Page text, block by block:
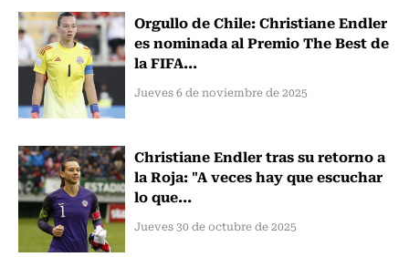
Orgullo de Chile: Christiane Endler
es nominada al Premio The Best de
la FIFA...
Jueves 6 de noviembre de 2025
Christiane Endler tras su retorno a
la Roja: "A veces hay que escuchar
lo que...
Jueves 30 de octubre de 2025